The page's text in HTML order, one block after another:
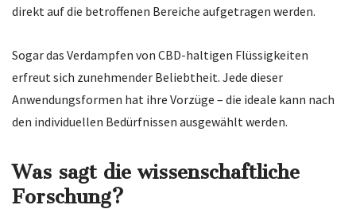
direkt auf die betroffenen Bereiche aufgetragen werden.
Sogar das Verdampfen von CBD-haltigen Flüssigkeiten
erfreut sich zunehmender Beliebtheit. Jede dieser
Anwendungsformen hat ihre Vorzüge – die ideale kann nach
den individuellen Bedürfnissen ausgewählt werden.
Was sagt die wissenschaftliche
Forschung?